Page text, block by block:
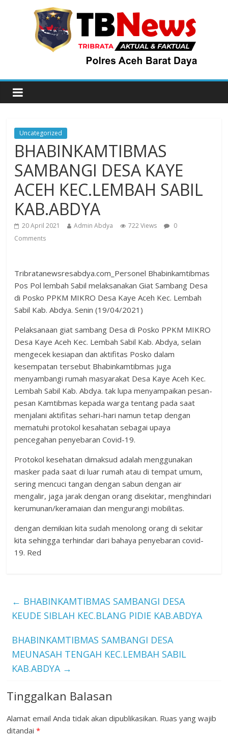
Uncategorized
BHABINKAMTIBMAS
SAMBANGI DESA KAYE
ACEH KEC.LEMBAH SABIL
KAB.ABDYA
20 April 2021 Admin Abdya 722 Views
0
Comments
Tribratanewsresabdya.com_Personel Bhabinkamtibmas
Pos Pol lembah Sabil melaksanakan Giat Sambang Desa
di Posko PPKM MIKRO Desa Kaye Aceh Kec. Lembah
Sabil Kab. Abdya. Senin (19/04/2021)
Pelaksanaan giat sambang Desa di Posko PPKM MIKRO
Desa Kaye Aceh Kec. Lembah Sabil Kab. Abdya, selain
mengecek kesiapan dan aktifitas Posko dalam
kesempatan tersebut Bhabinkamtibmas juga
menyambangi rumah masyarakat Desa Kaye Aceh Kec.
Lembah Sabil Kab. Abdya. tak lupa menyampaikan pesan-
pesan Kamtibmas kepada warga tentang pada saat
menjalani aktifitas sehari-hari namun tetap dengan
mematuhi protokol kesahatan sebagai upaya
pencegahan penyebaran Covid-19.
Protokol kesehatan dimaksud adalah menggunakan
masker pada saat di luar rumah atau di tempat umum,
sering mencuci tangan dengan sabun dengan air
mengalir, jaga jarak dengan orang disekitar, menghindari
kerumunan/keramaian dan mengurangi mobilitas.
dengan demikian kita sudah menolong orang di sekitar
kita sehingga terhindar dari bahaya penyebaran covid-
19. Red
← BHABINKAMTIBMAS SAMBANGI DESA
KEUDE SIBLAH KEC.BLANG PIDIE KAB.ABDYA
BHABINKAMTIBMAS SAMBANGI DESA
MEUNASAH TENGAH KEC.LEMBAH SABIL
KAB.ABDYA →
Tinggalkan Balasan
Alamat email Anda tidak akan dipublikasikan. Ruas yang wajib
ditandai*